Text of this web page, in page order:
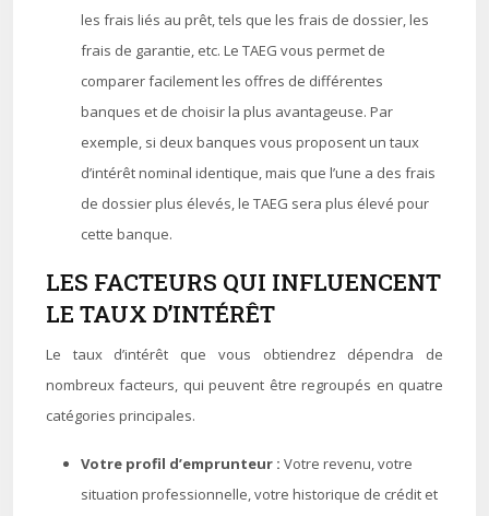
les frais liés au prêt, tels que les frais de dossier, les
frais de garantie, etc. Le TAEG vous permet de
comparer facilement les offres de différentes
banques et de choisir la plus avantageuse. Par
exemple, si deux banques vous proposent un taux
d’intérêt nominal identique, mais que l’une a des frais
de dossier plus élevés, le TAEG sera plus élevé pour
cette banque.
LES FACTEURS QUI INFLUENCENT
LE TAUX D’INTÉRÊT
Le taux d’intérêt que vous obtiendrez dépendra de
nombreux facteurs, qui peuvent être regroupés en quatre
catégories principales.
Votre profil d’emprunteur : Votre revenu, votre
situation professionnelle, votre historique de crédit et